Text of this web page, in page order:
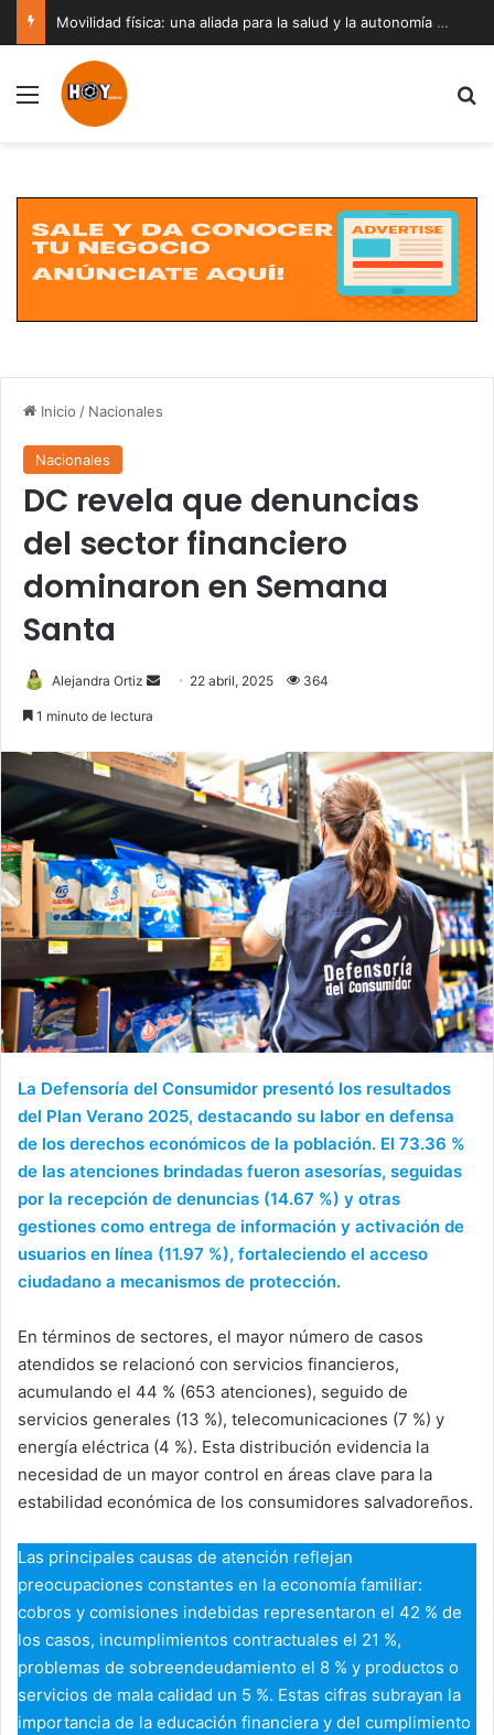
Movilidad física: una aliada para la salud y la autonomía a cualquier edad
Menú
Inicio / Nacionales
Nacionales
DC revela que denuncias
del sector financiero
dominaron en Semana
Santa
Alejandra Ortiz
Send 22 abril, 2025 364
1 minuto de lectura
La Defensoría del Consumidor presentó los resultados
del Plan Verano 2025, destacando su labor en defensa
de los derechos económicos de la población. El 73.36 %
de las atenciones brindadas fueron asesorías, seguidas
por la recepción de denuncias (14.67 %) y otras
gestiones como entrega de información y activación de
usuarios en línea (11.97 %), fortaleciendo el acceso
ciudadano a mecanismos de protección.
En términos de sectores, el mayor número de casos
atendidos se relacionó con servicios financieros,
acumulando el 44 % (653 atenciones), seguido de
servicios generales (13 %), telecomunicaciones (7 %) y
energía eléctrica (4 %). Esta distribución evidencia la
necesidad de un mayor control en áreas clave para la
estabilidad económica de los consumidores salvadoreños.
Las principales causas de atención reflejan
preocupaciones constantes en la economía familiar:
cobros y comisiones indebidas representaron el 42 % de
los casos, incumplimientos contractuales el 21 %,
problemas de sobreendeudamiento el 8 % y productos o
servicios de mala calidad un 5 %. Estas cifras subrayan la
importancia de la educación financiera y del cumplimiento